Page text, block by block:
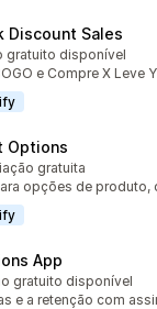
Discount Sales
todo
gratuito disponível
e Compre X
Options
todogratuita
opções de
App
todo
gratuito disponível
e a retenção com